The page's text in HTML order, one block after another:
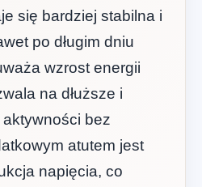
się bardziej stabilna i
po długim dniu
wzrost energii
na dłuższe i
bez
atutem jest
napięcia, co